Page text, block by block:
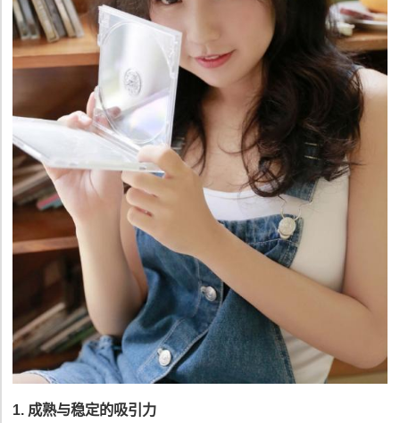
1. 成熟与稳定的吸引力